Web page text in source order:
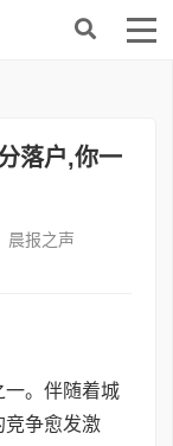
落户,你一
晨报之声
一。伴随着城
竞争愈发激